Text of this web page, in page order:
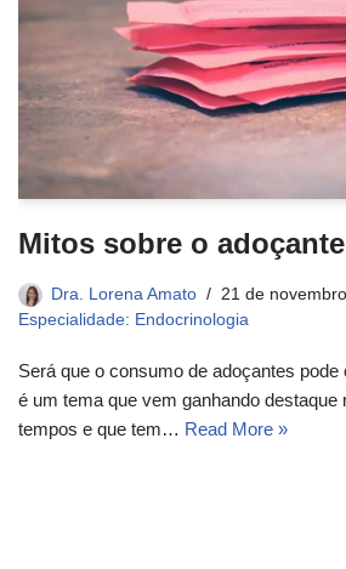
Mitos sobre o adoçante
Dra. Lorena Amato
21 de
Especialidade: Endocrinologia
Será que o consumo de adoçantes
é um tema que vem ganhando destaque
tempos e que tem… Read More »